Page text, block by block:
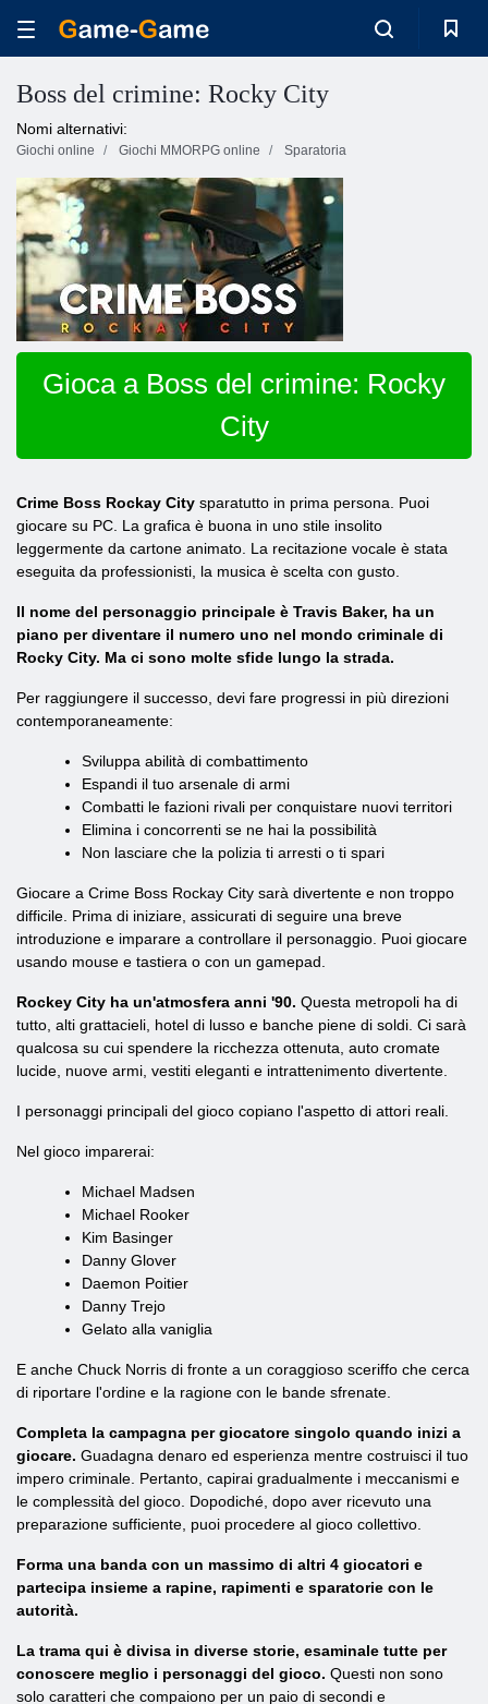
Boss del crimine: Rocky City
Nomi alternativi:
Giochi online Giochi MMORPG online Sparatoria
Gioca a Boss del crimine: Rocky
City
Crime Boss Rockay City sparatutto in prima persona. Puoi
giocare su PC. La grafica è buona in uno stile insolito
leggermente da cartone animato. La recitazione vocale è stata
eseguita da professionisti, la musica è scelta con gusto.
Il nome del personaggio principale è Travis Baker, ha un
piano per diventare il numero uno nel mondo criminale di
Rocky City. Ma ci sono molte sfide lungo la strada.
Per raggiungere il successo, devi fare progressi in più direzioni
contemporaneamente:
Sviluppa abilità di combattimento
Espandi il tuo arsenale di armi
Combatti le fazioni rivali per conquistare nuovi territori
Elimina i concorrenti se ne hai la possibilità
Non lasciare che la polizia ti arresti o ti spari
Giocare a Crime Boss Rockay City sarà divertente e non troppo
difficile. Prima di iniziare, assicurati di seguire una breve
introduzione e imparare a controllare il personaggio. Puoi giocare
usando mouse e tastiera o con un gamepad.
Rockey City ha un'atmosfera anni '90. Questa metropoli ha di
tutto, alti grattacieli, hotel di lusso e banche piene di soldi. Ci sarà
qualcosa su cui spendere la ricchezza ottenuta, auto cromate
lucide, nuove armi, vestiti eleganti e intrattenimento divertente.
I personaggi principali del gioco copiano l'aspetto di attori reali.
Nel gioco imparerai:
Michael Madsen
Michael Rooker
Kim Basinger
Danny Glover
Daemon Poitier
Danny Trejo
Gelato alla vaniglia
E anche Chuck Norris di fronte a un coraggioso sceriffo che cerca
di riportare l'ordine e la ragione con le bande sfrenate.
Completa la campagna per giocatore singolo quando inizi a
giocare. Guadagna denaro ed esperienza mentre costruisci il tuo
impero criminale. Pertanto, capirai gradualmente i meccanismi e
le complessità del gioco. Dopodiché, dopo aver ricevuto una
preparazione sufficiente, puoi procedere al gioco collettivo.
Forma una banda con un massimo di altri 4 giocatori e
partecipa insieme a rapine, rapimenti e sparatorie con le
autorità.
La trama qui è divisa in diverse storie, esaminale tutte per
conoscere meglio i personaggi del gioco. Questi non sono
solo caratteri che compaiono per un paio di secondi e